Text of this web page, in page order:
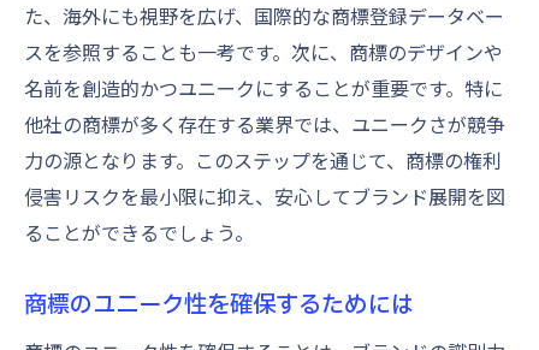
た、海外にも視野を広げ、国際的な商標登録データベー
スを参照することも一考です。次に、商標のデザインや
名前を創造的かつユニークにすることが重要です。特に
他社の商標が多く存在する業界では、ユニークさが競争
力の源となります。このステップを通じて、商標の権利
侵害リスクを最小限に抑え、安心してブランド展開を図
ることができるでしょう。
商標のユニーク性を確保するためには